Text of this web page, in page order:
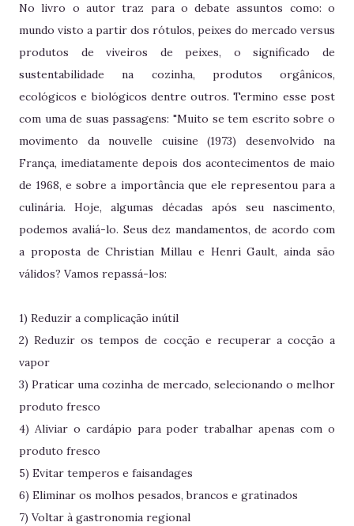
No livro o autor traz para o debate assuntos como: o
mundo visto a partir dos rótulos, peixes do mercado versus
produtos de viveiros de peixes, o significado de
sustentabilidade na cozinha, produtos orgânicos,
ecológicos e biológicos dentre outros. Termino esse post
com uma de suas passagens: "Muito se tem escrito sobre o
movimento da nouvelle cuisine (1973) desenvolvido na
França, imediatamente depois dos acontecimentos de maio
de 1968, e sobre a importância que ele representou para a
culinária. Hoje, algumas décadas após seu nascimento,
podemos avaliá-lo. Seus dez mandamentos, de acordo com
a proposta de Christian Millau e Henri Gault, ainda são
válidos? Vamos repassá-los:
1) Reduzir a complicação inútil
2) Reduzir os tempos de cocção e recuperar a cocção a
vapor
3) Praticar uma cozinha de mercado, selecionando o melhor
produto fresco
4) Aliviar o cardápio para poder trabalhar apenas com o
produto fresco
5) Evitar temperos e faisandages
6) Eliminar os molhos pesados, brancos e gratinados
7) Voltar à gastronomia regional